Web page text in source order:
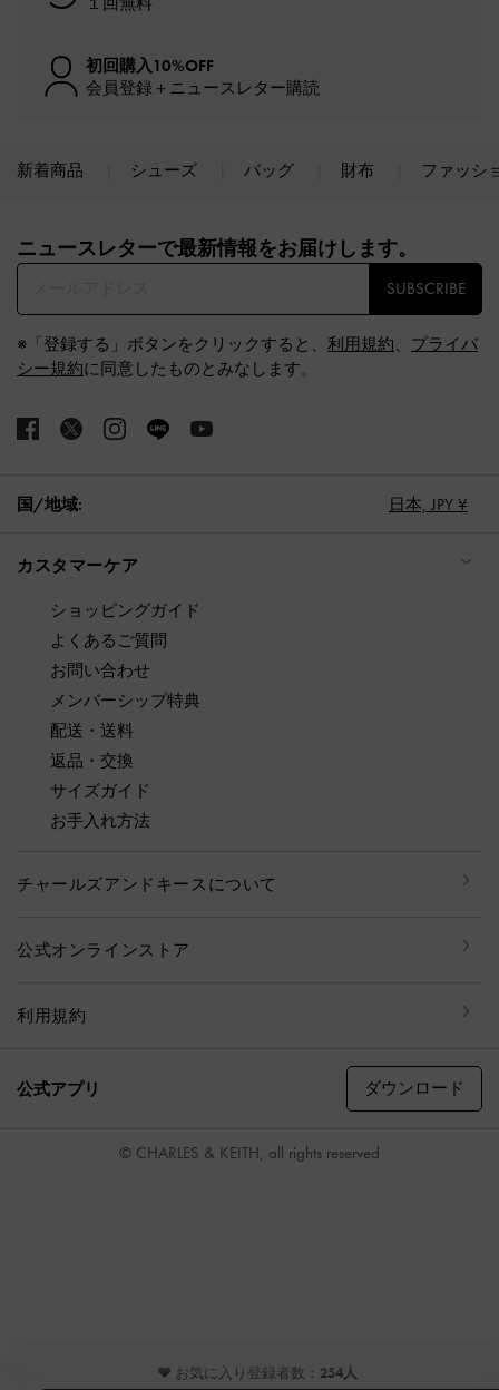
♥ お気に入り登録者数： 254人
初回購入10%OFF
会員登録＋ニュースレター購読
新着商品 シューズ バッグ 財布 ファッシ
ニュースレターで最新情報をお届けします。​
SUBSCRIBE
※「登録する」ボタンをクリックすると、 利用規約、 プライバ
シー規約に同意したものとみなします。
国/地域: 日本, JPY ¥
カスタマーケア
ショッピングガイド
よくあるご質問
お問い合わせ
メンバーシップ特典
配送・送料
返品・交換
サイズガイド
お手入れ方法
チャールズアンドキースについて
公式オンラインストア
利用規約
公式アプリ ダウンロード
© CHARLES & KEITH, all rights reserved